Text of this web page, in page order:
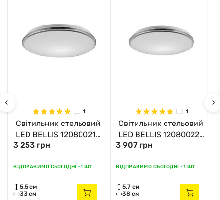
<
1
Світильник стельовий
LED BELLIS 12080021
Zuma Line хром
3 253 грн
ВІДПРАВИМО СЬОГОДНІ -1 ШТ
5.5 см
33 см
1
Світильник стельовий
LED BELLIS 12080022
Zuma Line хром
3 907 грн
ВІДПРАВИМО СЬОГОДНІ -1 ШТ
5.7 см
38 см
>